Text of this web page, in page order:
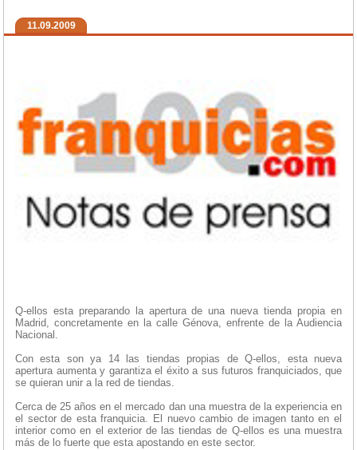
11.09.2009
Q-ellos esta preparando la apertura de una nueva tienda propia en
Madrid, concretamente en la calle Génova, enfrente de la Audiencia
Nacional.
Con esta son ya 14 las tiendas propias de Q-ellos, esta nueva
apertura aumenta y garantiza el éxito a sus futuros franquiciados, que
se quieran unir a la red de tiendas.
Cerca de 25 años en el mercado dan una muestra de la experiencia en
el sector de esta franquicia. El nuevo cambio de imagen tanto en el
interior como en el exterior de las tiendas de Q-ellos es una muestra
más de lo fuerte que esta apostando en este sector.